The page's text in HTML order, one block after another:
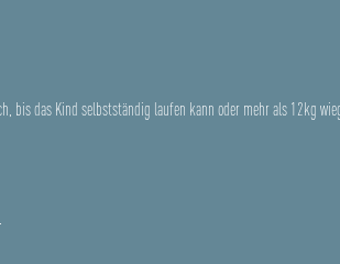
bis das Kind selbstständig laufen kann oder mehr als 12kg